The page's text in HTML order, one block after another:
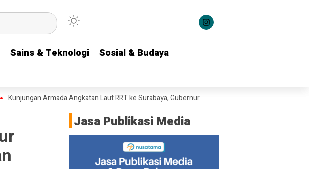
Sains & Teknologi
Sosial & Budaya
Sains & Teknologi
Sosial & Budaya
Armada Angkatan Laut RRT ke Surabaya, Gubernur Khofifah Bahas Potensi Kerja Sama
Jasa Publikasi Media